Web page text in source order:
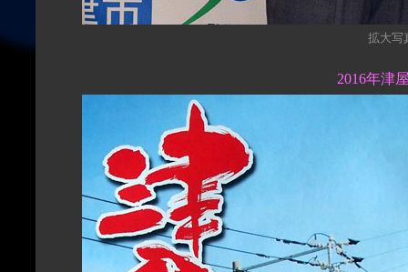
拡大写
2016年津